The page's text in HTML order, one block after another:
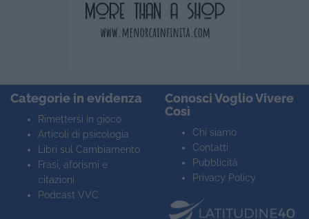
Categorie in evidenza
Rimettersi in gioco
Articoli di psicologia
Libri sul Cambiamento
Frasi, aforismi e
citazioni
Podcast VVC
Conosci Voglio Vivere
Così
Chi siamo
Contatti
Pubblicità
Privacy Policy